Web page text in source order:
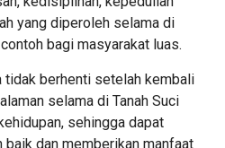
yang diperoleh selama di
bagi masyarakat luas.
tidak berhenti setelah kembali
selama di Tanah Suci
sehingga dapat
dan memberikan manfaat